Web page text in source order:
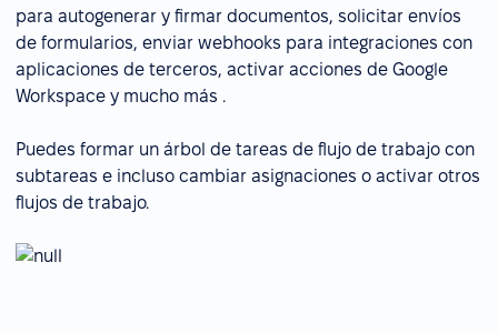
para autogenerar y firmar documentos, solicitar envíos
de formularios, enviar webhooks para integraciones con
aplicaciones de terceros, activar acciones de Google
Workspace y mucho más .
Puedes formar un árbol de tareas de flujo de trabajo con
subtareas e incluso cambiar asignaciones o activar otros
flujos de trabajo.